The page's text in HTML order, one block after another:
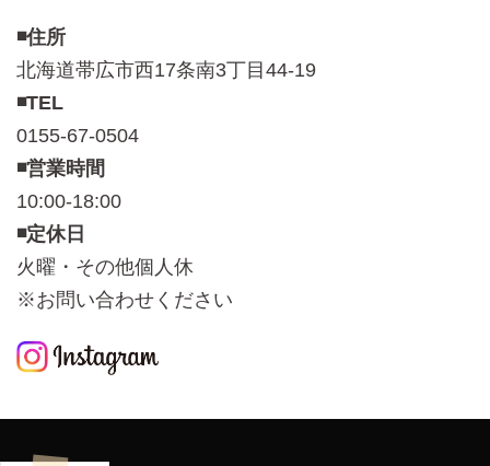
◾️住所
北海道帯広市西17条南3丁目44-19
◾️TEL
0155-67-0504
◾️営業時間
10:00-18:00
◾️定休日
火曜・その他個人休
※お問い合わせください